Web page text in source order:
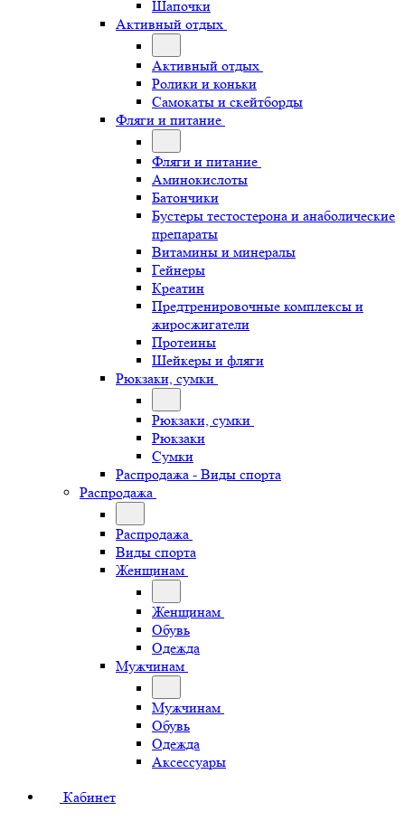
Шапочки
Активный отдых
Активный отдых
Ролики и коньки
Самокаты и скейтборды
Фляги и питание
Фляги и питание
Аминокислоты
Батончики
Бустеры тестостерона и анаболические
препараты
Витамины и минералы
Гейнеры
Креатин
Предтренировочные комплексы и
жиросжигатели
Протеины
Шейкеры и фляги
Рюкзаки, сумки
Рюкзаки, сумки
Рюкзаки
Сумки
Распродажа - Виды спорта
Распродажа
Распродажа
Виды спорта
Женщинам
Женщинам
Обувь
Одежда
Мужчинам
Мужчинам
Обувь
Одежда
Аксессуары
Кабинет